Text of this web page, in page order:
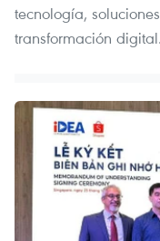
tecnología,
transformación digital.